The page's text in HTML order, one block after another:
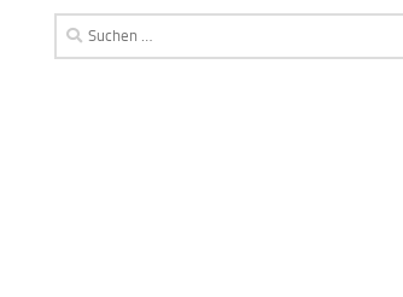
Suchen
nach: